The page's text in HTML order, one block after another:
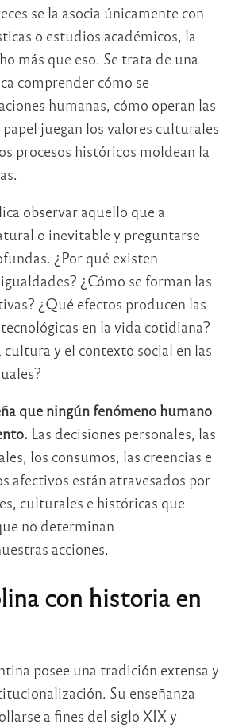
se la asocia únicamente con
o estudios académicos, la
más que eso. Se trata de una
comprender cómo se
humanas, cómo operan las
juegan los valores culturales
procesos históricos moldean la
observar aquello que a
o inevitable y preguntarse
¿Por qué existen
¿Cómo se forman las
¿Qué efectos producen las
en la vida cotidiana?
y el contexto social en las
que ningún fenómeno humano
Las decisiones personales, las
los consumos, las creencias e
afectivos están atravesados por
culturales e históricas que
no determinan
acciones.
con historia en
posee una tradición extensa y
Su enseñanza
a fines del siglo XIX y